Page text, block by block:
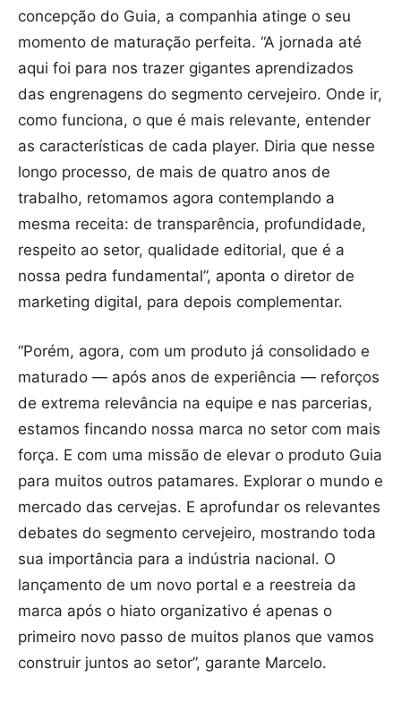
concepção do Guia, a companhia atinge o seu
momento de maturação perfeita. “A jornada até
aqui foi para nos trazer gigantes aprendizados
das engrenagens do segmento cervejeiro. Onde ir,
como funciona, o que é mais relevante, entender
as características de cada player. Diria que nesse
longo processo, de mais de quatro anos de
trabalho, retomamos agora contemplando a
mesma receita: de transparência, profundidade,
respeito ao setor, qualidade editorial, que é a
nossa pedra fundamental”, aponta o diretor de
marketing digital, para depois complementar.
“Porém, agora, com um produto já consolidado e
maturado — após anos de experiência — reforços
de extrema relevância na equipe e nas parcerias,
estamos fincando nossa marca no setor com mais
força. E com uma missão de elevar o produto Guia
para muitos outros patamares. Explorar o mundo e
mercado das cervejas. E aprofundar os relevantes
debates do segmento cervejeiro, mostrando toda
sua importância para a indústria nacional. O
lançamento de um novo portal e a reestreia da
marca após o hiato organizativo é apenas o
primeiro novo passo de muitos planos que vamos
construir juntos ao setor”, garante Marcelo.